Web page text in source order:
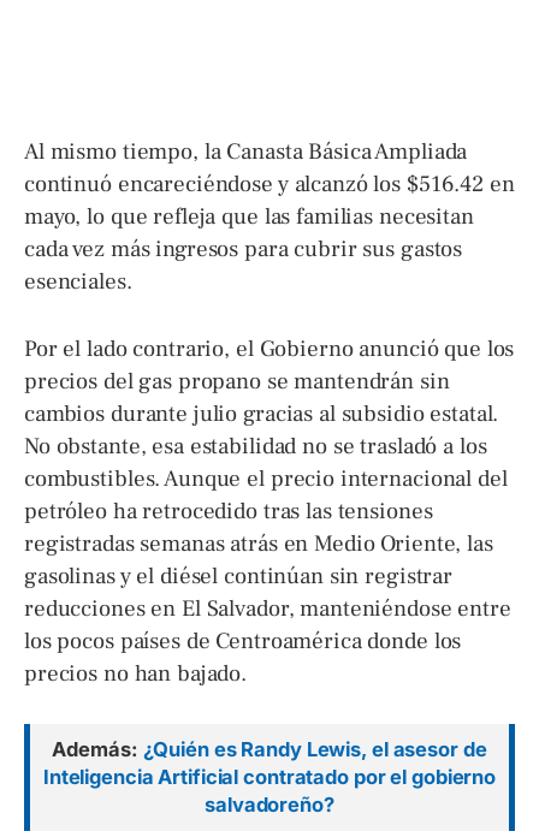
Al mismo tiempo, la Canasta Básica Ampliada
continuó encareciéndose y alcanzó los $516.42 en
mayo, lo que refleja que las familias necesitan
cada vez más ingresos para cubrir sus gastos
esenciales.
Por el lado contrario, el Gobierno anunció que los
precios del gas propano se mantendrán sin
cambios durante julio gracias al subsidio estatal.
No obstante, esa estabilidad no se trasladó a los
combustibles. Aunque el precio internacional del
petróleo ha retrocedido tras las tensiones
registradas semanas atrás en Medio Oriente, las
gasolinas y el diésel continúan sin registrar
reducciones en El Salvador, manteniéndose entre
los pocos países de Centroamérica donde los
precios no han bajado.
Además: ¿Quién es Randy Lewis, el asesor de
Inteligencia Artificial contratado por el gobierno
salvadoreño?